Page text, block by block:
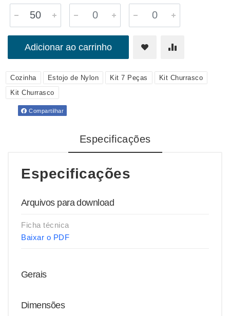
Adicionar ao carrinho
Cozinha Estojo de Nylon Kit 7 Peças
Kit Churrasco
Kit Churrasco
Compartilhar
Especificações
Especificações
Arquivos para download
Ficha técnica
Baixar o PDF
Gerais
Dimensões